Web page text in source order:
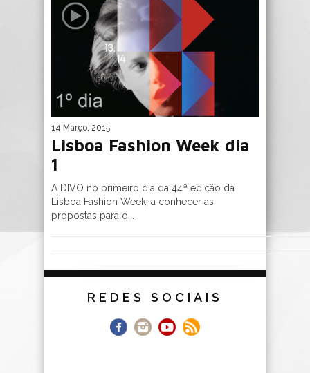
14 Março, 2015
Lisboa Fashion Week dia
1
A DIVO no primeiro dia da 44ª edição da
Lisboa Fashion Week, a conhecer as
propostas para o...
REDES SOCIAIS